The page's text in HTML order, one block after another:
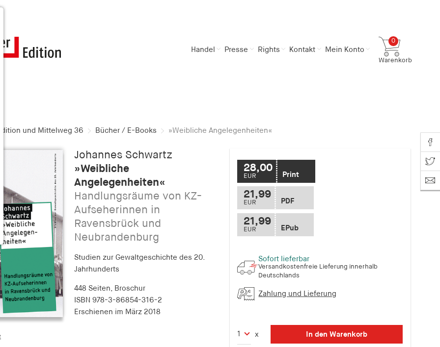
Handel Presse Rights Kontakt Mein Konto
0
Warenkorb
Zum Warenkorb
und Mittelweg 36 Bücher / E-Books »Weibliche Angelegenheiten«
Johannes Schwartz
»Weibliche
Angelegenheiten«
Handlungsräume von KZ-
Aufseherinnen in
Ravensbrück und
Neubrandenburg
Studien zur Gewaltgeschichte des 20.
Jahrhunderts
448 Seiten, Broschur
ISBN 978-3-86854-316-2
Erschienen im März 2018
28,00
EUR Print
21,99
EUR PDF
21,99
EUR EPub
Sofort lieferbar
Versandkostenfreie Lieferung innerhalb
Deutschlands
Zahlung und Lieferung
x In den Warenkorb
Share
Share on